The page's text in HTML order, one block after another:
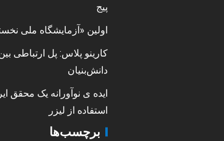
پیج
اولین «آزمایشگاه ملی
کارینو پلاس: پل ارتباطی
دانش‌بنیان
ایده ی نوآورانه یک محقق
استفاده از لیزر
برچسب‌ها